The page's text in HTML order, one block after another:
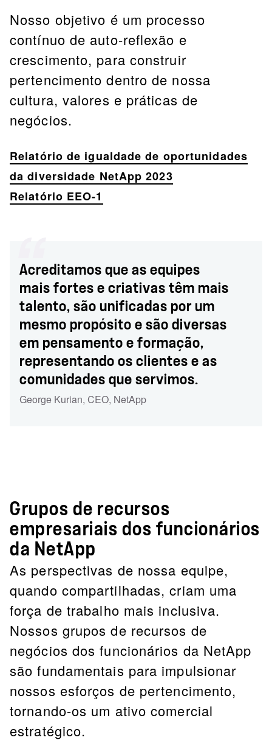
Nosso objetivo é um processo
contínuo de auto-reflexão e
crescimento, para construir
pertencimento dentro de nossa
cultura, valores e práticas de
negócios.
Relatório de igualdade de oportunidades
da diversidade NetApp 2023
Relatório EEO-1
Acreditamos que as equipes
mais fortes e criativas têm mais
talento, são unificadas por um
mesmo propósito e são diversas
em pensamento e formação,
representando os clientes e as
comunidades que servimos.
George Kurian, CEO, NetApp
Grupos de recursos
empresariais dos funcionários
da NetApp
As perspectivas de nossa equipe,
quando compartilhadas, criam uma
força de trabalho mais inclusiva.
Nossos grupos de recursos de
negócios dos funcionários da NetApp
são fundamentais para impulsionar
nossos esforços de pertencimento,
tornando-os um ativo comercial
estratégico.